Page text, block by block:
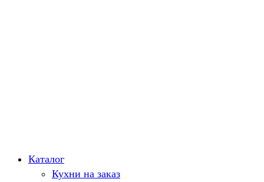
Каталог
Кухни на заказ